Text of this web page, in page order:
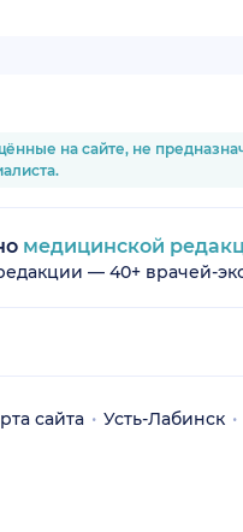
на сайте, не
медицинской
— 40+ врачей-
сайта Усть-Лабинск